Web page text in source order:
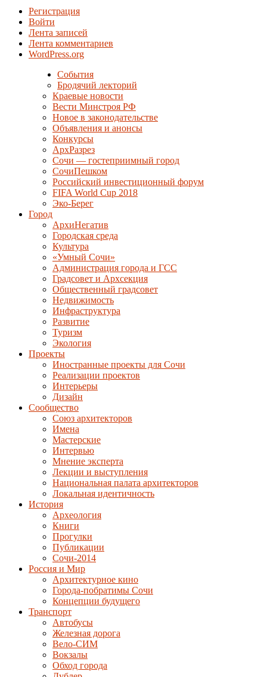
Регистрация
Войти
Лента записей
Лента комментариев
WordPress.org
События
Бродячий лекторий
Краевые новости
Вести Минстроя РФ
Новое в законодательстве
Объявления и анонсы
Конкурсы
АрхРазрез
Сочи — гостеприимный город
СочиПешком
Российский инвестиционный форум
FIFA World Cup 2018
Эко-Берег
Город
АрхиНегатив
Городская среда
Культура
«Умный Сочи»
Администрация города и ГСС
Градсовет и Архсекция
Общественный градсовет
Недвижимость
Инфраструктура
Развитие
Туризм
Экология
Проекты
Иностранные проекты для Сочи
Реализации проектов
Интерьеры
Дизайн
Сообщество
Союз архитекторов
Имена
Мастерские
Интервью
Мнение эксперта
Лекции и выступления
Национальная палата архитекторов
Локальная идентичность
История
Археология
Книги
Прогулки
Публикации
Сочи-2014
Россия и Мир
Архитектурное кино
Города-побратимы Сочи
Концепции будущего
Транспорт
Автобусы
Железная дорога
Вело-СИМ
Вокзалы
Обход города